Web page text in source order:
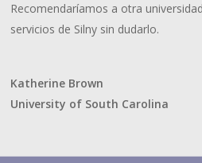
Recomendaríamos a otra
servicios de Silny sin dudarlo.
Katherine Brown
University of South Carolina